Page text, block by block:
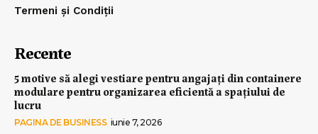
Termeni și Condiții
Recente
5 motive să alegi vestiare pentru angajați din containere
modulare pentru organizarea eficientă a spațiului de
lucru
PAGINA DE BUSINESS iunie 7, 2026